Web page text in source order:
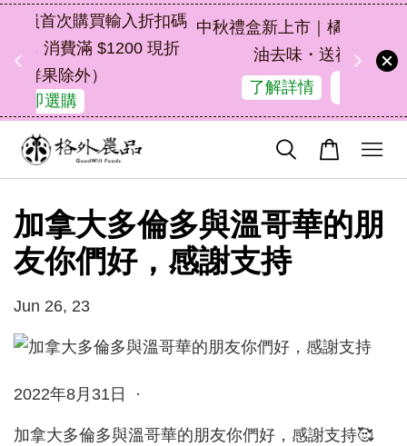
中秋禮盒新上市｜橘皮植萃永續好禮，解
油去味・送禮自用兩相宜
了解詳情
4
分鐘
24
秒
加拿大多倫多與溫哥華的朋
友你們好，感謝支持
Jun 26, 23
2022年8月31日 ·
加拿大多倫多與溫哥華的朋友你們好，感謝支持🥰